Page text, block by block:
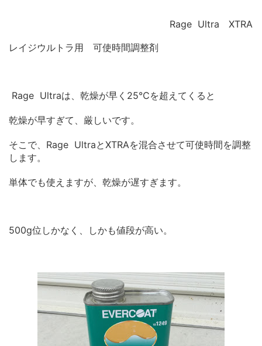
Rage Ultra XTRA
レイジウルトラ用 可使時間調整剤
Rage Ultraは、乾燥が早く25℃を超えてくると
乾燥が早すぎて、厳しいです。
そこで、Rage UltraとXTRAを混合させて可使時間を調整
します。
単体でも使えますが、乾燥が遅すぎます。
500g位しかなく、しかも値段が高い。